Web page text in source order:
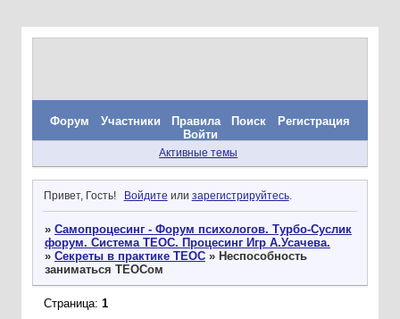
Форум Участники Правила Поиск
Регистрация
Войти
Активные темы
Привет, Гость! Войдите или зарегистрируйтесь.
» Самопроцесинг - Форум психологов. Турбо-Суслик
форум. Система ТЕОС. Процесинг Игр А.Усачева.
» Секреты в практике ТЕОС » Неспособность
заниматься ТЕОСом
Страница: 1